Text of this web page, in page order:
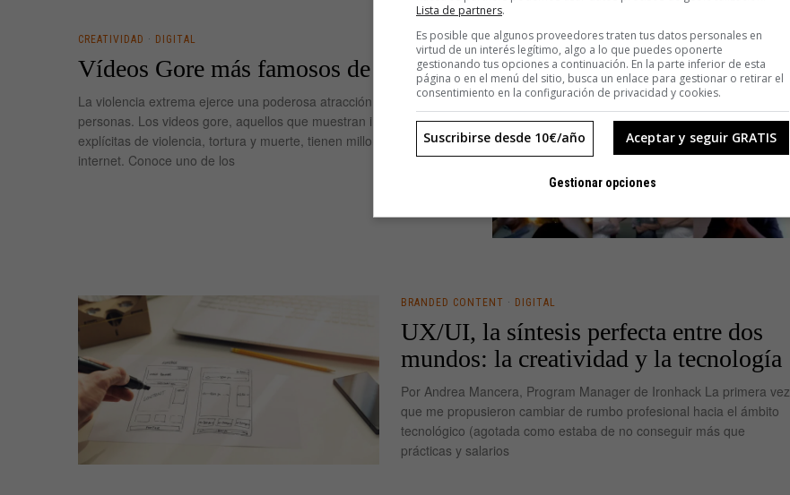
CREATIVIDAD · DIGITAL
Vídeos Gore más famosos de internet
La violencia extrema ejerce una poderosa atracción sobre muchas
personas. Los videos gore, aquellos que muestran imágenes
explícitas de violencia, tortura y muerte, tienen millones de visitas en
internet. Conoce uno de los
BRANDED CONTENT · DIGITAL
UX/UI, la síntesis perfecta entre dos
mundos: la creatividad y la tecnología
Por Andrea Mancera, Program Manager de Ironhack La primera vez
que me propusieron cambiar de rumbo profesional hacia el ámbito
tecnológico (agotada como estaba de no conseguir más que
prácticas y salarios
Lista de partners.
Es posible que algunos proveedores traten tus datos personales en
virtud de un interés legítimo, algo a lo que puedes oponerte
gestionando tus opciones a continuación. En la parte inferior de esta
página o en el menú del sitio, busca un enlace para gestionar o retirar el
consentimiento en la configuración de privacidad y cookies.
Aceptar y seguir GRATIS
Suscribirse desde 10€/año
Gestionar opciones